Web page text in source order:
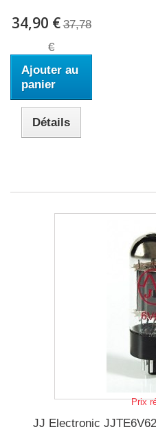
34,90 € 37,78
€
Ajouter au
panier
Détails
Prix
JJ Electronic